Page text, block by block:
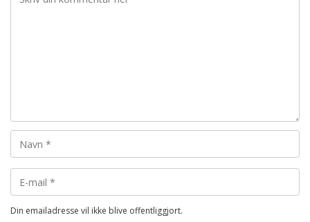
Din emailadresse vil ikke blive offentliggjort.